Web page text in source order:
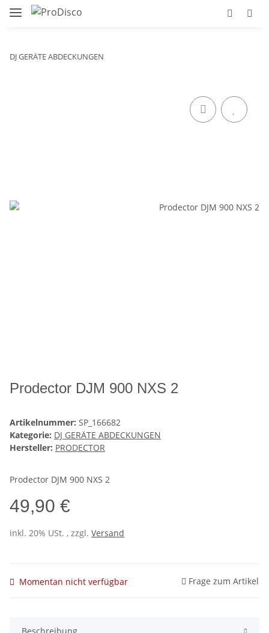
DJ GERÄTE ABDECKUNGEN
Prodector DJM 900 NXS 2
Artikelnummer: SP_166682
Kategorie: DJ GERÄTE ABDECKUNGEN
Hersteller: PRODECTOR
Prodector DJM 900 NXS 2
49,90 €
inkl. 20% USt. , zzgl. Versand
Momentan nicht verfügbar Frage zum Artikel
Beschreibung